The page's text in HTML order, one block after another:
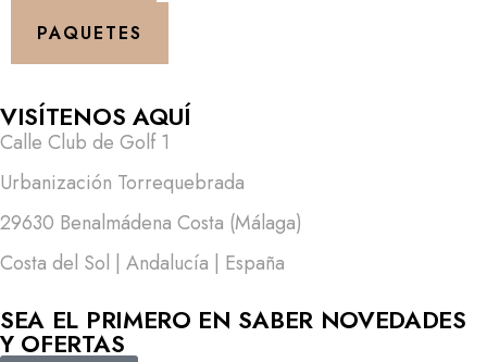
PAQUETES
VISÍTENOS AQUÍ
Calle Club de Golf 1
Urbanización Torrequebrada
29630 Benalmádena Costa (Málaga)
Costa del Sol | Andalucía | España
SEA EL PRIMERO EN SABER NOVEDADES
Y OFERTAS